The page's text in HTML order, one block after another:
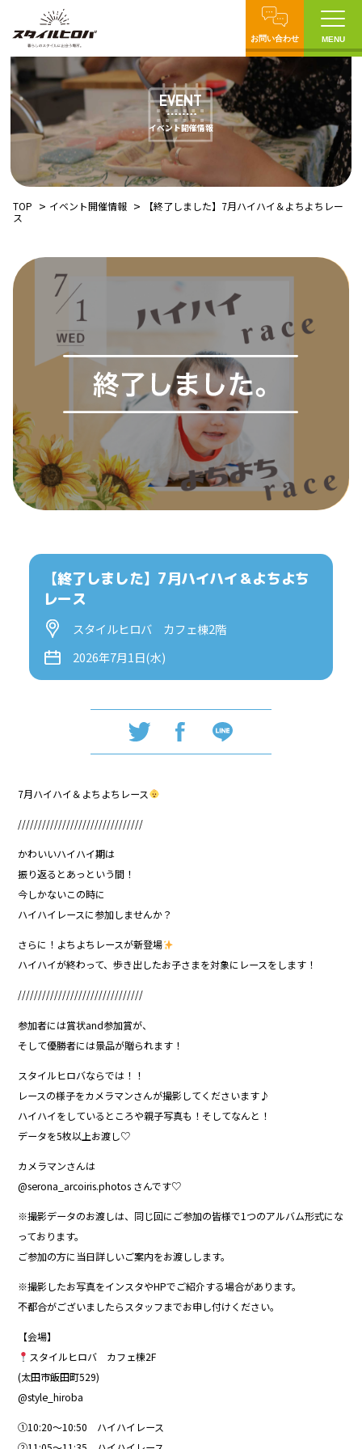
お問い合わせ MENU
EVENT
イベント開催情報
TOP イベント開催情報
【終了しました】7月ハイハイ＆よちよちレー
ス
【終了しました】7月ハイハイ＆よちよち
レース
スタイルヒロバ カフェ棟2階
2026年7月1日(水)
7月ハイハイ＆よちよちレース
///////////////////////////////
かわいいハイハイ期は
振り返るとあっという間！
今しかないこの時に
ハイハイレースに参加しませんか？
さらに！よちよちレースが新登場
ハイハイが終わって、歩き出したお子さまを対象にレースをします！
///////////////////////////////
参加者には賞状and参加賞が、
そして優勝者には景品が贈られます！
スタイルヒロバならでは！！
レースの様子をカメラマンさんが撮影してくださいます♪
ハイハイをしているところや親子写真も！そしてなんと！
データを5枚以上お渡し♡
カメラマンさんは
@serona_arcoiris.photos さんです♡
※撮影データのお渡しは、同じ回にご参加の皆様で1つのアルバム形式にな
っております。
ご参加の方に当日詳しいご案内をお渡しします。
※撮影したお写真をインスタやHPでご紹介する場合があります。
不都合がございましたらスタッフまでお申し付けください。
【会場】
スタイルヒロバ カフェ棟2F
(太田市飯田町529)
@style_hiroba
①10:20〜10:50 ハイハイレース